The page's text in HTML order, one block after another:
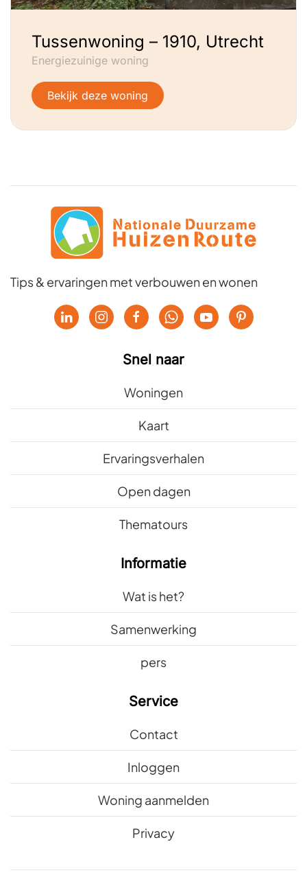
Tussenwoning – 1910, Utrecht
Energiezuinige woning
Bekijk deze woning
Tips & ervaringen met verbouwen en wonen
Snel naar
Woningen
Kaart
Ervaringsverhalen
Open dagen
Thematours
Informatie
Wat is het?
Samenwerking
pers
Service
Contact
Inloggen
Woning aanmelden
Privacy